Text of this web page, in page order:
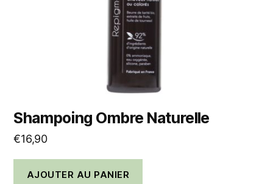
Shampoing Ombre Naturelle
€16,90
AJOUTER AU PANIER